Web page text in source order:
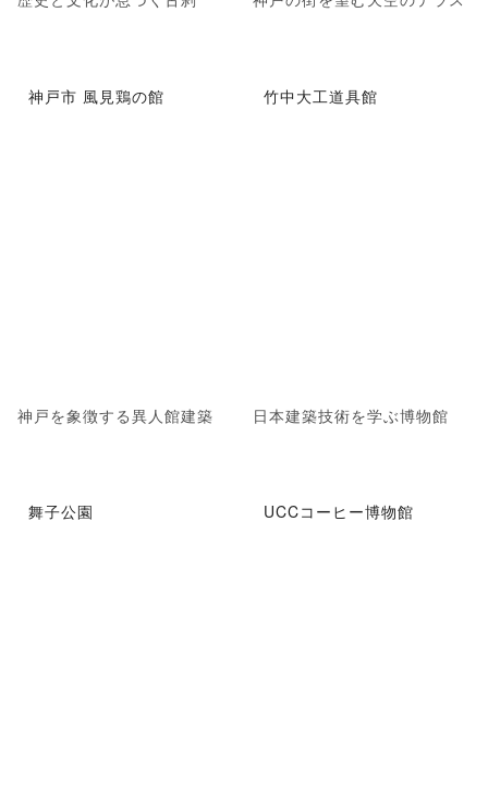
神戸市 風見鶏の館
神戸を象徴する異人館建築
竹中大工道具館
日本建築技術を学ぶ博物館
舞子公園 UCCコーヒー博物館